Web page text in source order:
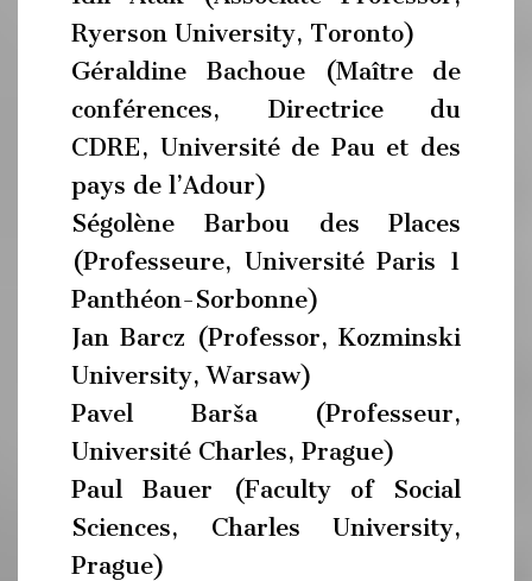
Ryerson University, Toronto)
Géraldine Bachoue (Maître de
conférences, Directrice du
CDRE, Université de Pau et des
pays de l’Adour)
Ségolène Barbou des Places
(Professeure, Université Paris 1
Panthéon-Sorbonne)
Jan Barcz (Professor, Kozminski
University, Warsaw)
Pavel Barša (Professeur,
Université Charles, Prague)
Paul Bauer (Faculty of Social
Sciences, Charles University,
Prague)